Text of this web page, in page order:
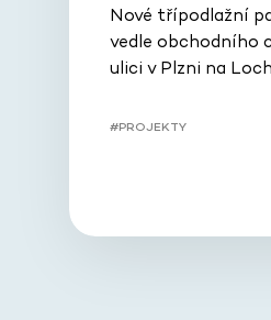
Nové třípodlažní
vedle obchodního
ulici v Plzni na
#PROJEKTY